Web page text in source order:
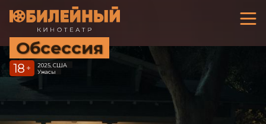
Обсессия
18 +
2025, США
Ужасы